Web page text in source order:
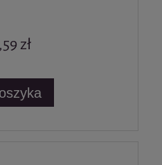
zł